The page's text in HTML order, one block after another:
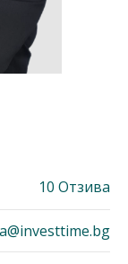
10 Отзива